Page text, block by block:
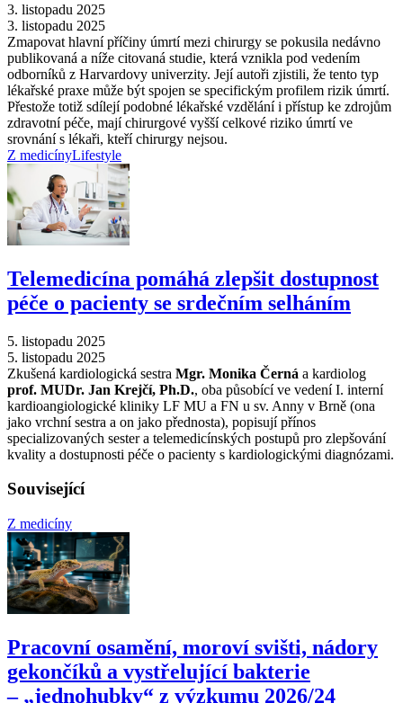
3. listopadu 2025
3. listopadu 2025
Zmapovat hlavní příčiny úmrtí mezi chirurgy se pokusila nedávno
publikovaná a níže citovaná studie, která vznikla pod vedením
odborníků z Harvardovy univerzity. Její autoři zjistili, že tento typ
lékařské praxe může být spojen se specifickým profilem rizik úmrtí.
Přestože totiž sdílejí podobné lékařské vzdělání i přístup ke zdrojům
zdravotní péče, mají chirurgové vyšší celkové riziko úmrtí ve
srovnání s lékaři, kteří chirurgy nejsou.
Z medicínyLifestyle
Telemedicína pomáhá zlepšit dostupnost
péče o pacienty se srdečním selháním
5. listopadu 2025
5. listopadu 2025
Zkušená kardiologická sestra Mgr. Monika Černá a kardiolog
prof. MUDr. Jan Krejčí, Ph.D., oba působící ve vedení I. interní
kardioangiologické kliniky LF MU a FN u sv. Anny v Brně (ona
jako vrchní sestra a on jako přednosta), popisují přínos
specializovaných sester a telemedicínských postupů pro zlepšování
kvality a dostupnosti péče o pacienty s kardiologickými diagnózami.
Související
Z medicíny
Pracovní osamění, moroví svišti, nádory
gekončíků a vystřelující bakterie
–⁠ „jednohubky“ z výzkumu 2026/24